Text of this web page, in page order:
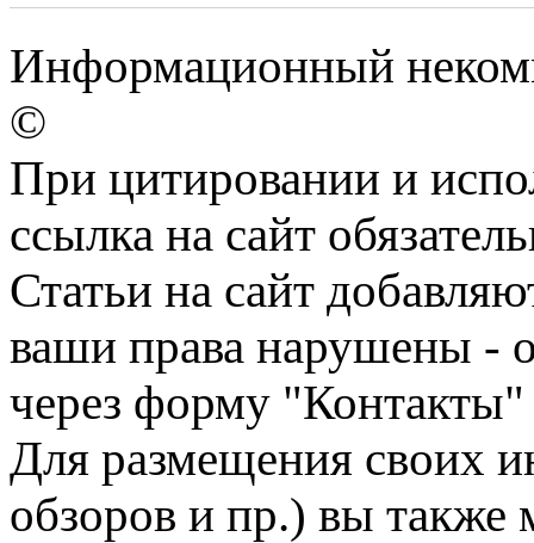
Информационный
©
При цитировании и
ссылка на сайт
Статьи на сайт
ваши права нарушены -
через форму "Контакты"
Для размещения своих
обзоров и пр.) вы также